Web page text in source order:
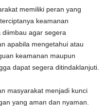
memiliki peran yang
keamanan
agar segera
apabila mengetahui atau
keamanan maupun
dapat segera ditindaklanjuti.
masyarakat menjadi kunci
yang aman dan nyaman.